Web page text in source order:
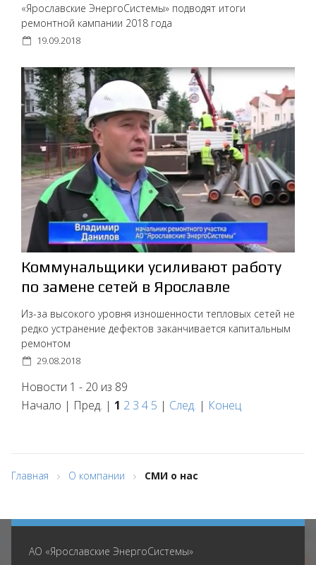
«Ярославские ЭнергоСистемы» подводят итоги
ремонтной кампании 2018 года
19.09.2018
Коммунальщики усиливают работу
по замене сетей в Ярославле
Из-за высокого уровня изношенности тепловых сетей не
редко устранение дефектов заканчивается капитальным
ремонтом
29.08.2018
Новости 1 - 20 из 89
Начало | Пред. | 1 2 3 4 5 | След. | Конец
Главная О компании СМИ о нас
АО «Ярославские ЭнергоСистемы»